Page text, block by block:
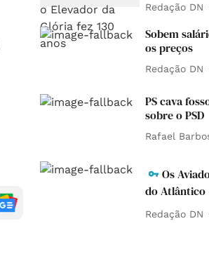
Redação DN
Sobem
os preços
Redação DN
PS cava
sobre o PSD
Rafael
Os
do Atlântico
Redação DN